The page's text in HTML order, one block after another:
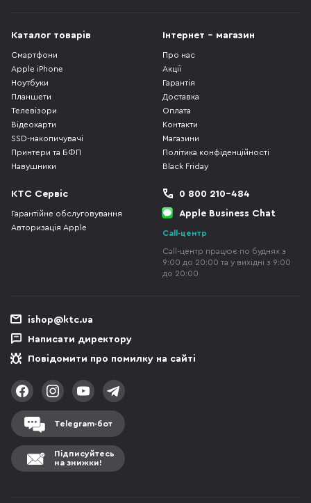
Каталог товарів
Смартфони
Apple iPhone
Ноутбуки
Планшети
Телевізори
Відеокарти
SSD-накопичувачі
Принтери та БФП
Навушники
Інтернет - магазин
Про нас
Акції
Гарантія
Доставка
Оплата
Контакти
Магазини
Політика конфіденційності
Black Friday
КТС Сервіс
Гарантійне обслуговування
Авторизація Apple
0 800 210-484
Apple Business Chat
Call-центр
Call-центр працює по буднях з
9:00 до 20:00 та у вихідні з 9:00
до 20:00
ishop@ktc.ua
Написати директору
Повідомити про помилку на сайті
Telegram-бот
Підписуйтесь
на знижки!